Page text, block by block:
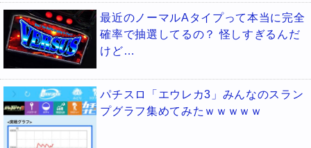
最近のノーマルAタイプって本当に完全
確率で抽選してるの？ 怪しすぎるんだ
けど…
パチスロ「エウレカ3」みんなのスラン
プグラフ集めてみたｗｗｗｗｗ